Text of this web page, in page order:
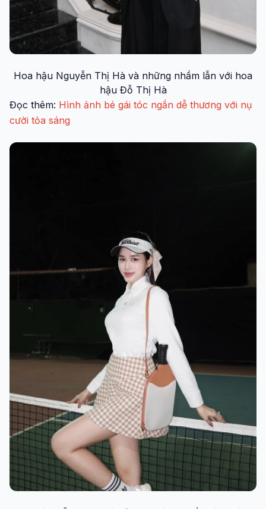
Hoa hậu Nguyễn Thị Hà và những nhầm lẫn với hoa
hậu Đỗ Thị Hà
Đọc thêm: Hình ảnh bé gái tóc ngắn dễ thương với nụ
cười tỏa sáng